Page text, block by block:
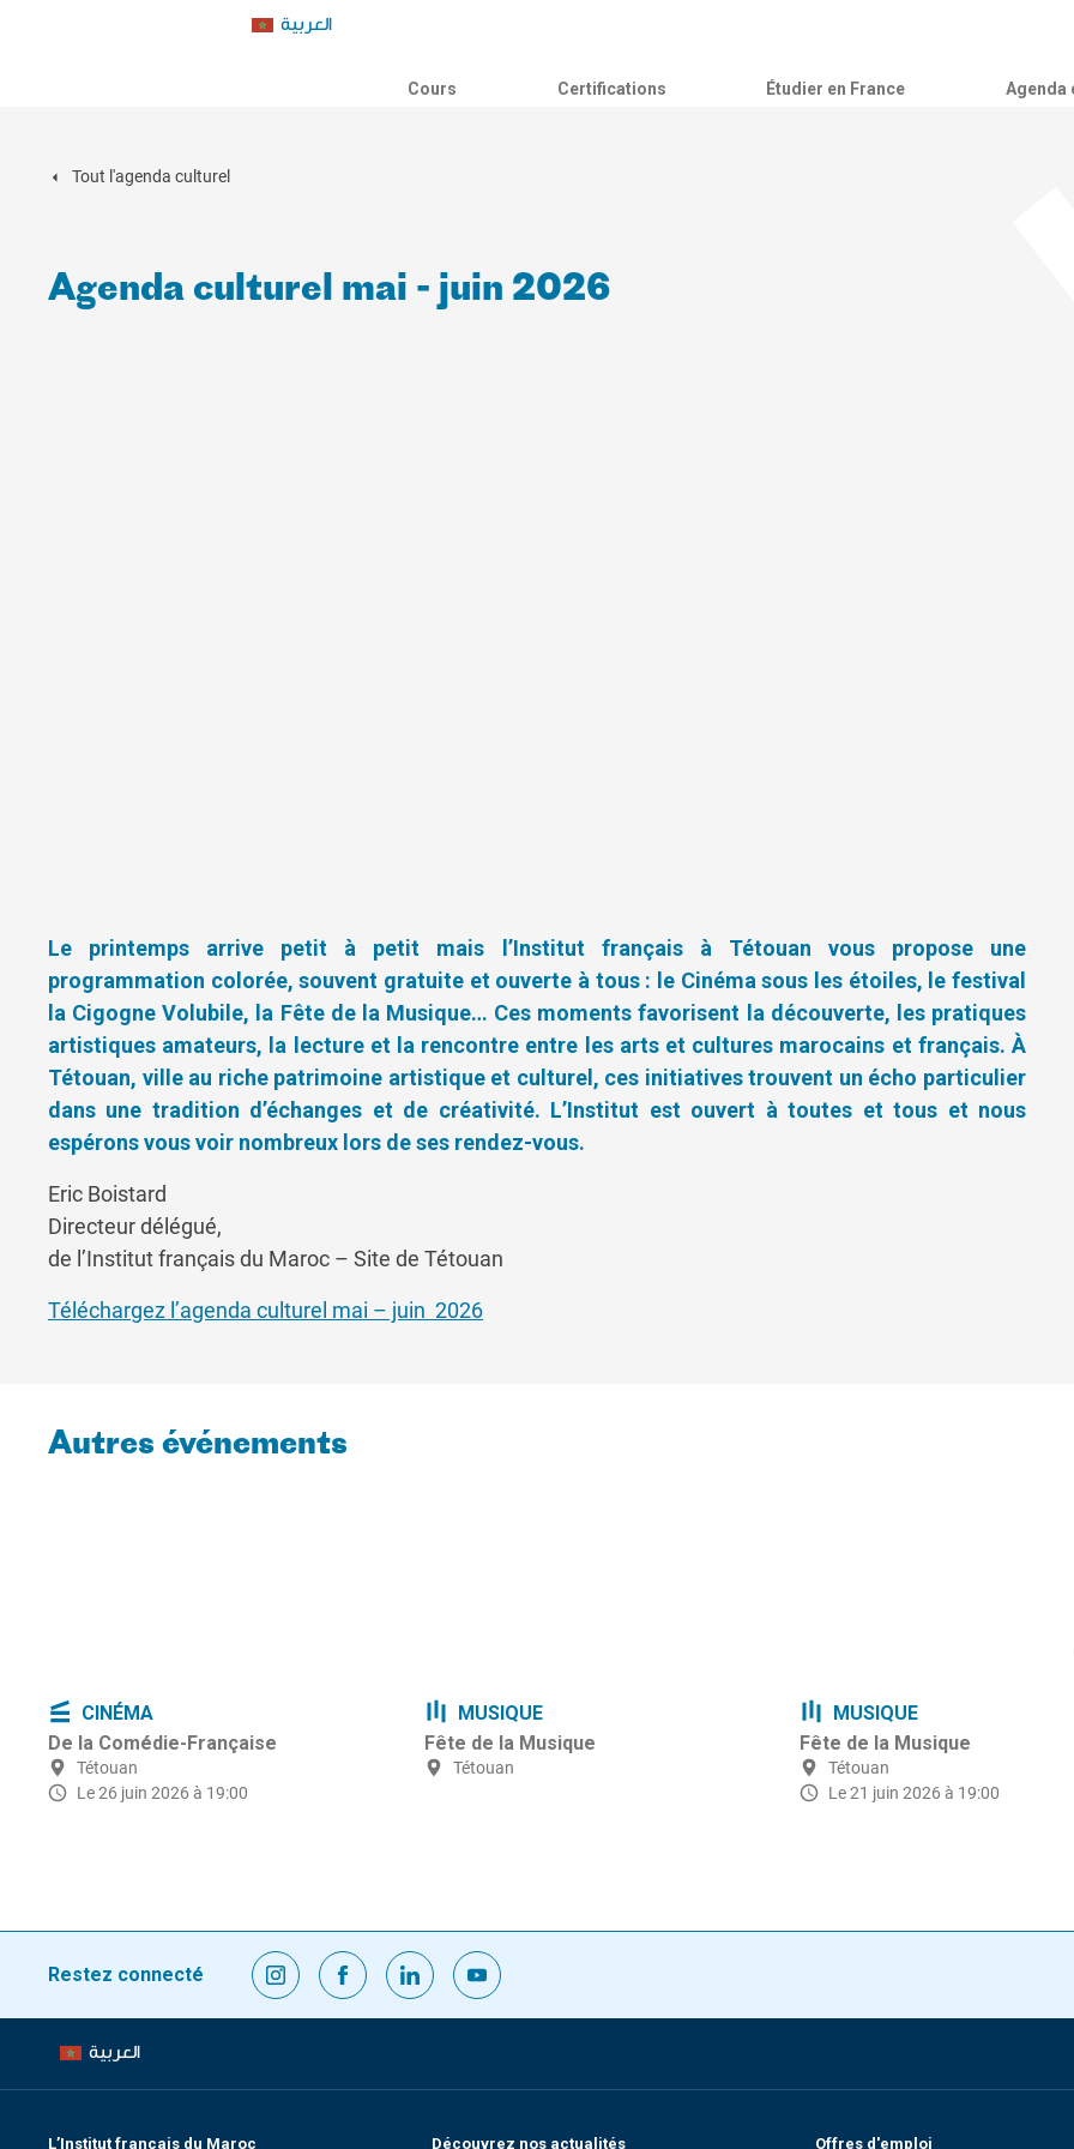
العربية
Cours Certifications Étudier en France Agenda
Tout l'agenda culturel
Agenda culturel mai - juin 2026
Le printemps arrive petit à petit mais l’Institut français à Tétouan vous propose une
programmation colorée, souvent gratuite et ouverte à tous : le Cinéma sous les étoiles, le festival
la Cigogne Volubile, la Fête de la Musique… Ces moments favorisent la découverte, les pratiques
artistiques amateurs, la lecture et la rencontre entre les arts et cultures marocains et français. À
Tétouan, ville au riche patrimoine artistique et culturel, ces initiatives trouvent un écho particulier
dans une tradition d’échanges et de créativité. L’Institut est ouvert à toutes et tous et nous
espérons vous voir nombreux lors de ses rendez-vous.
Eric Boistard
Directeur délégué,
de l’Institut français du Maroc – Site de Tétouan
Téléchargez l’agenda culturel mai – juin 2026
Autres événements
CINÉMA
De la Comédie-Française
Tétouan
Le 26 juin 2026 à 19:00
MUSIQUE
Fête de la Musique
Tétouan
MUSIQUE
Fête de la Musique
Tétouan
Le 21 juin 2026 à 19:00
Restez connecté
العربية
L’Institut français du Maroc Découvrez nos actualités Offres d'emploi